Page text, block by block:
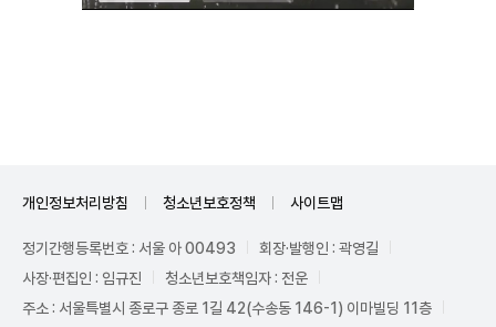
개인정보처리방침 청소년보호정책 사이트맵
정기간행등록번호 : 서울 아 00493
회장·발행인 : 곽영길
사장·편집인 : 임규진
청소년보호책임자 : 전운
주소 : 서울특별시 종로구 종로 1길 42(수송동 146-1) 이마빌딩 11층